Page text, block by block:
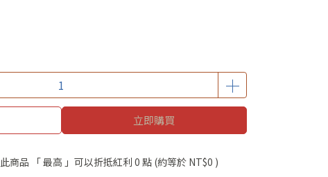
立即購買
此商品 「 最高 」可以折抵紅利 0 點 (約等於 NT$0 )